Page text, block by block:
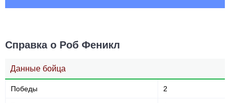
Справка о Роб Феникл
Данные бойца
Победы 2